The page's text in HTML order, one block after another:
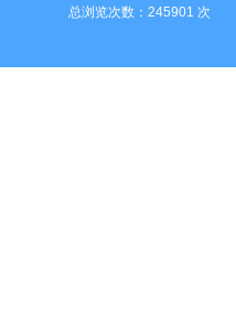
总浏览次数： 245901 次